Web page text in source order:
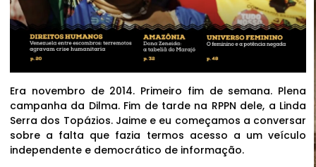
Era novembro de 2014. Primeiro fim de semana. Plena
campanha da Dilma. Fim de tarde na RPPN dele, a Linda
Serra dos Topázios. Jaime e eu começamos a conversar
sobre a falta que fazia termos acesso a um veículo
independente e democrático de informação.